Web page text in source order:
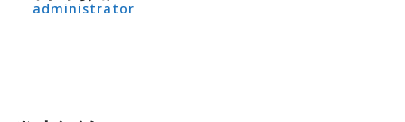
administrator